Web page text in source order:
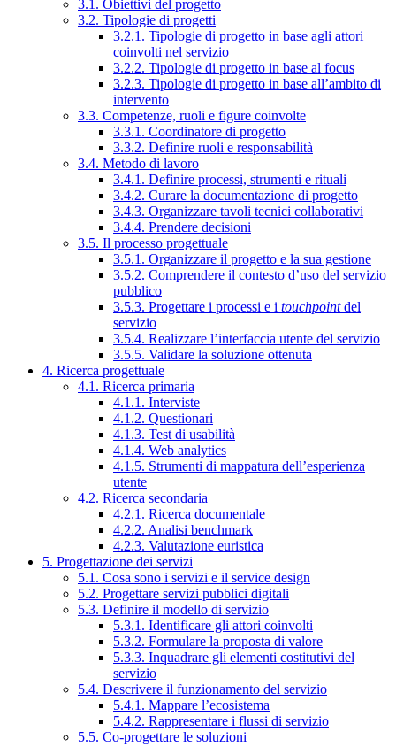
3.1. Obiettivi del progetto
3.2. Tipologie di progetti
3.2.1. Tipologie di progetto in base agli attori
coinvolti nel servizio
3.2.2. Tipologie di progetto in base al focus
3.2.3. Tipologie di progetto in base all’ambito di
intervento
3.3. Competenze, ruoli e figure coinvolte
3.3.1. Coordinatore di progetto
3.3.2. Definire ruoli e responsabilità
3.4. Metodo di lavoro
3.4.1. Definire processi, strumenti e rituali
3.4.2. Curare la documentazione di progetto
3.4.3. Organizzare tavoli tecnici collaborativi
3.4.4. Prendere decisioni
3.5. Il processo progettuale
3.5.1. Organizzare il progetto e la sua gestione
3.5.2. Comprendere il contesto d’uso del servizio
pubblico
3.5.3. Progettare i processi e i touchpointdel
servizio
3.5.4. Realizzare l’interfaccia utente del servizio
3.5.5. Validare la soluzione ottenuta
4. Ricerca progettuale
4.1. Ricerca primaria
4.1.1. Interviste
4.1.2. Questionari
4.1.3. Test di usabilità
4.1.4. Web analytics
4.1.5. Strumenti di mappatura dell’esperienza
utente
4.2. Ricerca secondaria
4.2.1. Ricerca documentale
4.2.2. Analisi benchmark
4.2.3. Valutazione euristica
5. Progettazione dei servizi
5.1. Cosa sono i servizi e il service design
5.2. Progettare servizi pubblici digitali
5.3. Definire il modello di servizio
5.3.1. Identificare gli attori coinvolti
5.3.2. Formulare la proposta di valore
5.3.3. Inquadrare gli elementi costitutivi del
servizio
5.4. Descrivere il funzionamento del servizio
5.4.1. Mappare l’ecosistema
5.4.2. Rappresentare i flussi di servizio
5.5. Co-progettare le soluzioni